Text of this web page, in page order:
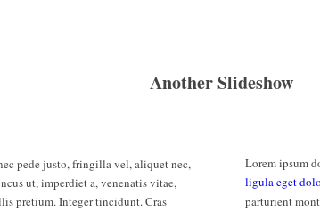
Another Slideshow
pede justo, fringilla vel, aliquet nec,
ut, imperdiet a, venenatis vitae,
pretium. Integer tincidunt. Cras
Lorem ipsum
ligula eget
parturient